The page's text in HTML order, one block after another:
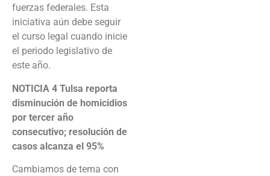
fuerzas federales. Esta
iniciativa aún debe seguir
el curso legal cuando inicie
el periodo legislativo de
este año.
NOTICIA 4 Tulsa reporta
disminución de homicidios
por tercer año
consecutivo; resolución de
casos alcanza el 95%
Cambiamos de tema con